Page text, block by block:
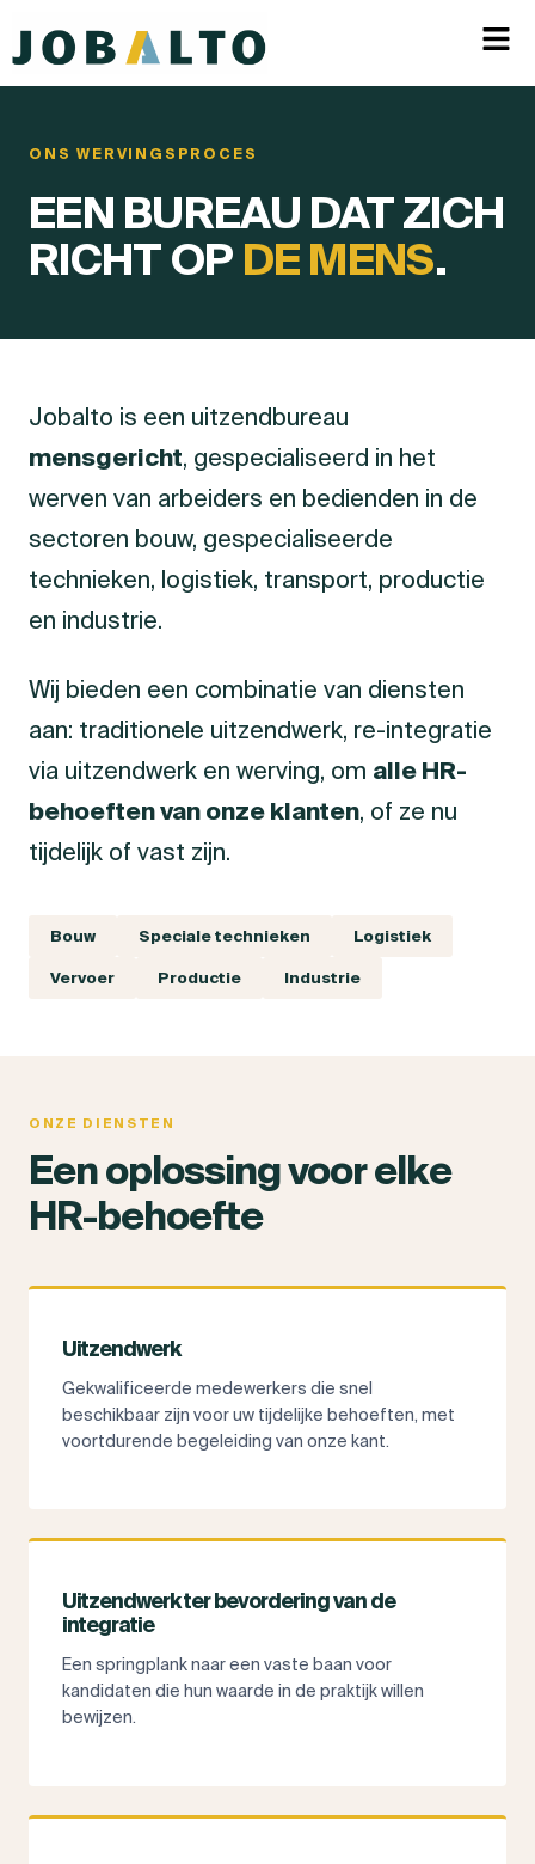
ONS WERVINGSPROCES
EEN BUREAU DAT ZICH
RICHT OP DE MENS.
Jobalto is een uitzendbureau
mensgericht, gespecialiseerd in het
werven van arbeiders en bedienden in de
sectoren bouw, gespecialiseerde
technieken, logistiek, transport, productie
en industrie.
Wij bieden een combinatie van diensten
aan: traditionele uitzendwerk, re-integratie
via uitzendwerk en werving, om alle HR-
behoeften van onze klanten, of ze nu
tijdelijk of vast zijn.
Bouw Speciale technieken Logistiek
Vervoer Productie Industrie
ONZE DIENSTEN
Een oplossing voor elke
HR-behoefte
Uitzendwerk
Gekwalificeerde medewerkers die snel
beschikbaar zijn voor uw tijdelijke behoeften, met
voortdurende begeleiding van onze kant.
Uitzendwerk ter bevordering van de
integratie
Een springplank naar een vaste baan voor
kandidaten die hun waarde in de praktijk willen
bewijzen.